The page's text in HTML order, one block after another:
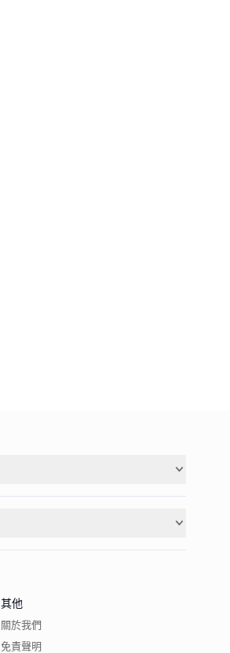
其他
關於我們
免責聲明